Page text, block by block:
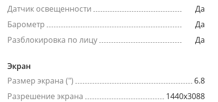
Датчик освещенности
Да
Барометр
Да
Разблокировка по лицу
Да
Экран
Размер экрана (")
6.8
Разрешение экрана
1440x3088